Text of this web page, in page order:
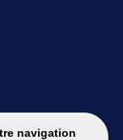
navigation